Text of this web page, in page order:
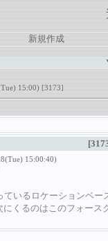
新規作成
15:00)[3173]
15:00:40)
ているロケーションベ
にくるのはこのフォース